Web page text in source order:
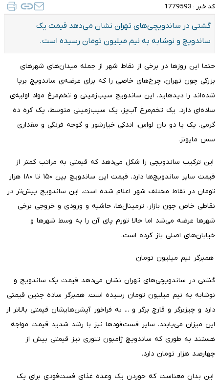
کد خبر : 1779593
گشتی در ساندویچی‌های تهران نشان می‌دهد قیمت یک
ساندویچ و نوشابه به نیم میلیون تومان رسیده است.
حتما این روزها در برخی از نقاط شهر از جمله میدان‌های شهرهای
بزرگی چون تهران، چرخ‌های خاصی را که برای عرضه‌ی ساندویچ برپا
شده‌اند را دیده‎اید. این ساندویچ سیب‌زمینی و تخم‌مرغ مواد اولیه‌ی
ساده‌ای دارد. یک تخم‌مرغ آب‌پز، یک سیب‌زمینی متوسط، یک کره ده
گرمی. یک یا دو نان لواس، اندکی خیارشور و گوجه فرنگی و مقداری
سس مایونز.
این ترکیب ساندویچی را شکل می‌دهد که قیمتی به مراتب کمتر از
قیمت سایر ساندویچ‌ها دارد. قیمت این ساندویچ بین ۱۵۰ تا ۱۸۰ هزار
تومان در نقاط مختلف شهر اعلام شده است. این ساندویچ پیش‌تر در
نقاطی خاص چون بازار، ترمینال‌ها، حاشیه‌ و ورودی و خروجی برخی
شهرها عرضه می‌شد اما حالا تورم پای آن را به وسط شهرها و
خیابان‌های اصلی باز کرده است.
همبرگر نیم میلیون تومان
گشتی در ساندویچی‌های تهران نشان می‌دهد قیمت یک ساندویچ و
نوشابه به نیم میلیون تومان رسیده است. همبرگر ساده چنین قیمتی
دارد و چیزبرگر و قارچ برگر و ... به فراخور آپشن‌هایشان قیمتی بالاتر از
این میزان می‌یابند. سایر فست‌فودها نیز با رشد شدید قیمت مواجه
هستند به طوری که ساندویچ ژامبون تنوری نیز قیمتی بیش از
چهارصد هزار تومان دارد.
این بدان معناست که خوردن یک وعده غذای فست‌فودی برای یک